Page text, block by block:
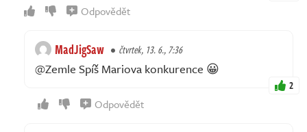
Odpovědět
MadJigSaw čtvrtek, 13. 6., 7:36
@Zemle Spíš Mariova konkurence 😀
2
Odpovědět